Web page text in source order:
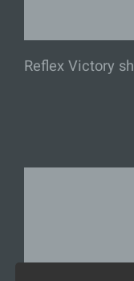
Reflex Victory